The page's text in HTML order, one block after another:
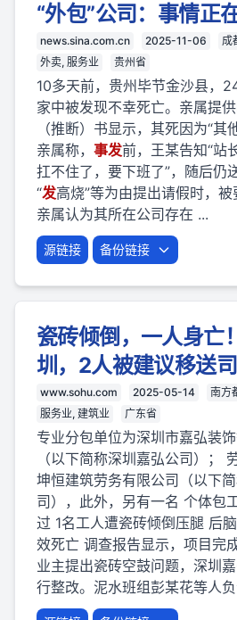
“外包”公司：事情正
news.sina.com.cn 2025-11-06 成
外卖, 服务业
贵州省
10多天前，贵州毕节金沙县，
家中被发现不幸死亡。亲属提
（推断）书显示，其死因为“其
亲属称， 事发前，王某告知“站
扛不住了，要下班了”，随后仍
“发高烧”等为由提出请假时，被
亲属认为其所在公司存在 ...
源链接 备份链接
瓷砖倾倒，一人身亡！
圳，2人被建议移送
www.sohu.com 2025-05-14 南方
服务业, 建筑业
广东省
专业分包单位为深圳市嘉弘装
（以下简称深圳嘉弘公司）；
坤恒建筑劳务有限公司（以下
司），此外，另有一名 个体包
过 1名工人遭瓷砖倾倒压腿 后
效死亡 调查报告显示，项目完
业主提出瓷砖空鼓问题，深圳
行整改。泥水班组彭某花等人